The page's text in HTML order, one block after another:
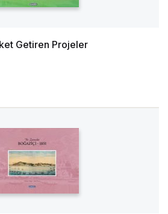
Getiren Projeler